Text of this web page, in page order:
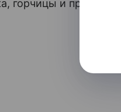
горчицы и пряностей.